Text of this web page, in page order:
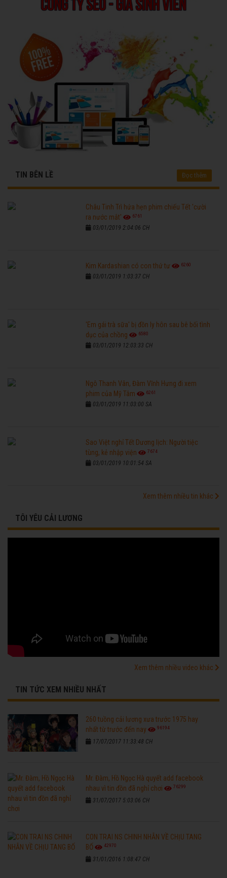
TIN BÊN LỀ Đọc thêm
Châu Tinh Trì hứa hẹn phim chiếu Tết 'cười
ra nước mắt'
6761
03/01/2019 2:04:06 CH
Kim Kardashian có con thứ tư 6260
03/01/2019 1:03:37 CH
'Em gái trà sữa' bị đồn ly hôn sau bê bối tình
dục của chồng
6580
03/01/2019 12:03:33 CH
Ngô Thanh Vân, Đàm Vĩnh Hưng đi xem
phim của Mỹ Tâm
6261
03/01/2019 11:03:00 SA
Sao Việt nghỉ Tết Dương lịch: Người tiệc
tùng, kẻ nhập viện
7674
03/01/2019 10:01:54 SA
Xem thêm nhiều tin khác
TÔI YÊU CẢI LƯƠNG
Xem thêm nhiều video khác
TIN TỨC XEM NHIỀU NHẤT
260 tuồng cải lương xưa trước 1975 hay
nhất từ trước đến nay
96194
17/07/2017 11:33:48 CH
Mr. Đàm, Hồ Ngọc Hà quyết add facebook
nhau vì tin đồn đã nghỉ chơi
76299
31/07/2017 5:03:06 CH
CON TRAI NS CHINH NHẪN VỀ CHỊU TANG
BỐ
42970
31/01/2016 1:08:47 CH